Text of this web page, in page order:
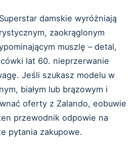
damskie wyróżniają
zaokrąglonym
muszlę – detal,
lat 60. nieprzerwanie
Jeśli szukasz modelu w
białym lub brązowym i
oferty z Zalando, eobuwie
przewodnik odpowie na
pytania zakupowe.